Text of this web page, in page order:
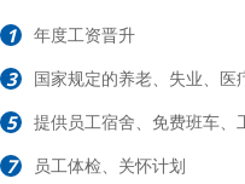
1 年度工资晋升
3 国家规定的养老、失业、
5 提供员工宿舍、免费班车、
7 员工体检、关怀计划